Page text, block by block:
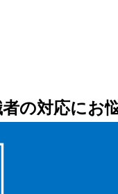
の対応にお